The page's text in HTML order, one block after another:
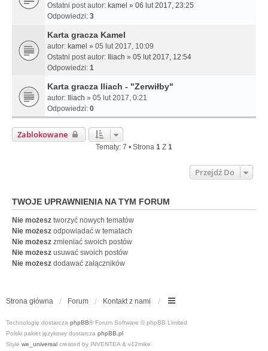
Ostatni post autor: kamel » 06 lut 2017, 23:25
Odpowiedzi: 3
Karta gracza Kamel
autor: kamel » 05 lut 2017, 10:09
Ostatni post autor: Iliach » 05 lut 2017, 12:54
Odpowiedzi: 1
Karta gracza Iliach - "Zerwiłby"
autor: Iliach » 05 lut 2017, 0:21
Odpowiedzi: 0
Zablokowane
Tematy: 7 • Strona 1 Z 1
Przejdź Do
TWOJE UPRAWNIENIA NA TYM FORUM
Nie możesz tworzyć nowych tematów
Nie możesz odpowiadać w tematach
Nie możesz zmieniać swoich postów
Nie możesz usuwać swoich postów
Nie możesz dodawać załączników
Strona główna Forum Kontakt z nami
Technologię dostarcza phpBB® Forum Software © phpBB Limited
Polski pakiet językowy dostarcza phpBB.pl
Style we_universal created by INVENTEA & v12mike